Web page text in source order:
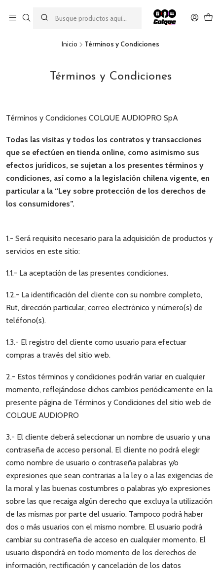
descuento por pago con transferencia bancaria
por una compra mínima de $49.990. Este descuento no es
acumulable a otras promociones ni aplicable a gastos de envío.
Inicio Términos y Condiciones
Términos y Condiciones
Términos y Condiciones COLQUE AUDIOPRO SpA
Todas las visitas y todos los contratos y transacciones
que se efectúen en tienda online, como asimismo sus
efectos jurídicos, se sujetan a los presentes términos y
condiciones, así como a la legislación chilena vigente, en
particular a la “Ley sobre protección de los derechos de
los consumidores”.
1.- Será requisito necesario para la adquisición de productos y
servicios en este sitio:
1.1.- La aceptación de las presentes condiciones.
1.2.- La identificación del cliente con su nombre completo,
Rut, dirección particular, correo electrónico y número(s) de
teléfono(s).
1.3.- El registro del cliente como usuario para efectuar
compras a través del sitio web.
2.- Estos términos y condiciones podrán variar en cualquier
momento, reflejándose dichos cambios periódicamente en la
presente página de Términos y Condiciones del sitio web de
COLQUE AUDIOPRO
3.- El cliente deberá seleccionar un nombre de usuario y una
contraseña de acceso personal. El cliente no podrá elegir
como nombre de usuario o contraseña palabras y/o
expresiones que sean contrarias a la ley o a las exigencias de
la moral y las buenas costumbres o palabras y/o expresiones
sobre las que recaiga algún derecho que excluya la utilización
de las mismas por parte del usuario. Tampoco podrá haber
dos o más usuarios con el mismo nombre. El usuario podrá
cambiar su contraseña de acceso en cualquier momento. El
usuario dispondrá en todo momento de los derechos de
información, rectificación y cancelación de los datos